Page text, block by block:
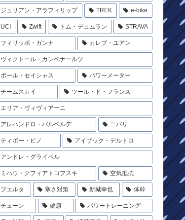
ジュリアン・アラフィリップ TREK e-bike
UCI Zwift トム・デュムラン STRAVA
フィリッポ・ガンナ カレブ・ユアン
ヴィクトール・カンペナールツ
ポール・セイシャス パワーメーター
チームスカイ ツール・ド・フランス
エリア・ヴィヴィアーニ
アレハンドロ・バルベルデ ニバリ
ティボー・ピノ アイザック・デルトロ
アンドレ・グライペル
ミハウ・クフィアトコフスキ 空気抵抗
ブエルタ 寒さ対策 新城幸也 体幹
チェーン 健康 パワートレーニング